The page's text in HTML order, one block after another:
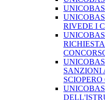
RIVEDE I
SANZIONI